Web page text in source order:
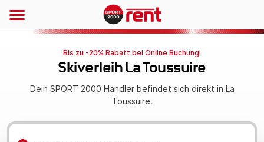
Bis zu -20% Rabatt bei Online Buchung!
Skiverleih La Toussuire
Dein SPORT 2000 Händler befindet sich direkt in La
Toussuire.